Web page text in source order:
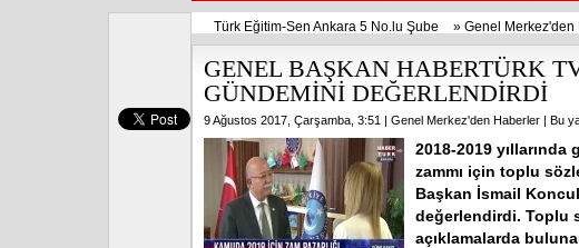
Türk Eğitim-Sen Ankara 5 No.lu Şube » Genel Merkez'den
GENEL BAŞKAN HABERTÜRK
GÜNDEMİNİ DEĞERLENDİRDİ
9 Ağustos 2017, Çarşamba, 3:51 | Genel Merkez'den Haberler | Bu
2018-2019
zammı için toplu
Başkan İsmail
değerlendirdi. Toplu
açıklamalarda